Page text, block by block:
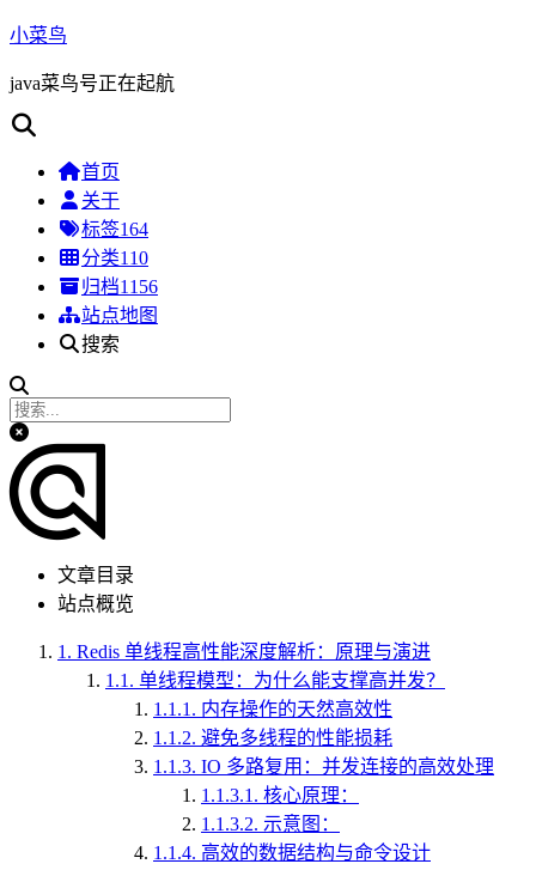
小菜鸟
java菜鸟号正在起航
首页
关于
标签164
分类110
归档1156
站点地图
搜索
文章目录
站点概览
1. Redis 单线程高性能深度解析：原理与演进
1.1. 单线程模型：为什么能支撑高并发？
1.1.1. 内存操作的天然高效性
1.1.2. 避免多线程的性能损耗
1.1.3. IO 多路复用：并发连接的高效处理
1.1.3.1. 核心原理：
1.1.3.2. 示意图：
1.1.4. 高效的数据结构与命令设计